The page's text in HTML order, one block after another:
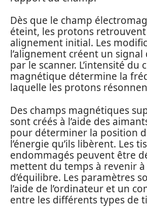
Dès que le champ
éteint, les protons
alignement initial. Les
l’alignement créent un
par le scanner. L’intensité du
magnétique détermine la
laquelle les protons
Des champs magnétiques
sont créés à l’aide des
pour déterminer la position
l’énergie qu’ils libèrent. Les
endommagés peuvent être
mettent du temps à revenir à
d’équilibre. Les paramètres
l’aide de l’ordinateur et un
entre les différents types de